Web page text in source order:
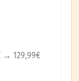
→ 129,99€